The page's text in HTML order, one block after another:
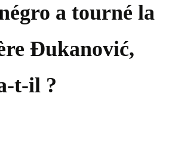
a tourné la
Đukanović,
t-il ?